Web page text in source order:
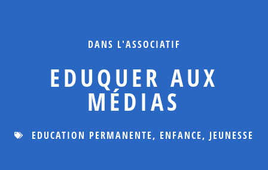
DANS L'ASSOCIATIF
EDUQUER AUX
MÉDIAS
EDUCATION PERMANENTE, ENFANCE, JEUNESSE